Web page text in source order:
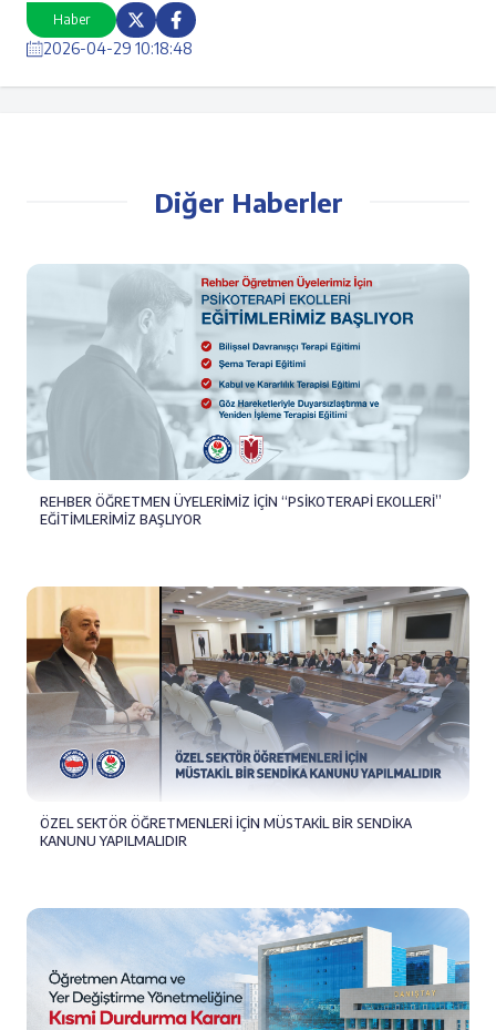
Haber
2026-04-29 10:18:48
Diğer Haberler
REHBER ÖĞRETMEN ÜYELERİMİZ İÇİN “PSİKOTERAPİ EKOLLERİ”
EĞİTİMLERİMİZ BAŞLIYOR
ÖZEL SEKTÖR ÖĞRETMENLERİ İÇİN MÜSTAKİL BİR SENDİKA
KANUNU YAPILMALIDIR